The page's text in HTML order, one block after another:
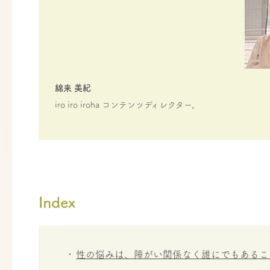
綿来 美紀
iro iro iroha コンテンツディレクター。
Index
性の悩みは、障がい関係なく誰にでもある